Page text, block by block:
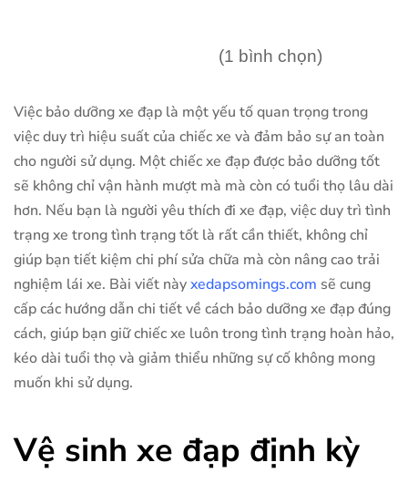
(1 bình chọn)
Việc bảo dưỡng xe đạp là một yếu tố quan trọng trong
việc duy trì hiệu suất của chiếc xe và đảm bảo sự an toàn
cho người sử dụng. Một chiếc xe đạp được bảo dưỡng tốt
sẽ không chỉ vận hành mượt mà mà còn có tuổi thọ lâu dài
hơn. Nếu bạn là người yêu thích đi xe đạp, việc duy trì tình
trạng xe trong tình trạng tốt là rất cần thiết, không chỉ
giúp bạn tiết kiệm chi phí sửa chữa mà còn nâng cao trải
nghiệm lái xe. Bài viết nàyxedapsomings.com sẽ cung
cấp các hướng dẫn chi tiết về cách bảo dưỡng xe đạp đúng
cách, giúp bạn giữ chiếc xe luôn trong tình trạng hoàn hảo,
kéo dài tuổi thọ và giảm thiểu những sự cố không mong
muốn khi sử dụng.
Vệ sinh xe đạp định kỳ